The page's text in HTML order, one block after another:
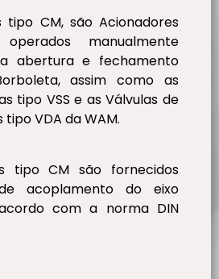
tipo CM, são Acionadores
manualmente
abertura e fechamento
assim como as
tipo VSS e as Válvulas de
VDA da WAM.
tipo CM são fornecidos
acoplamento do eixo
com a norma DIN